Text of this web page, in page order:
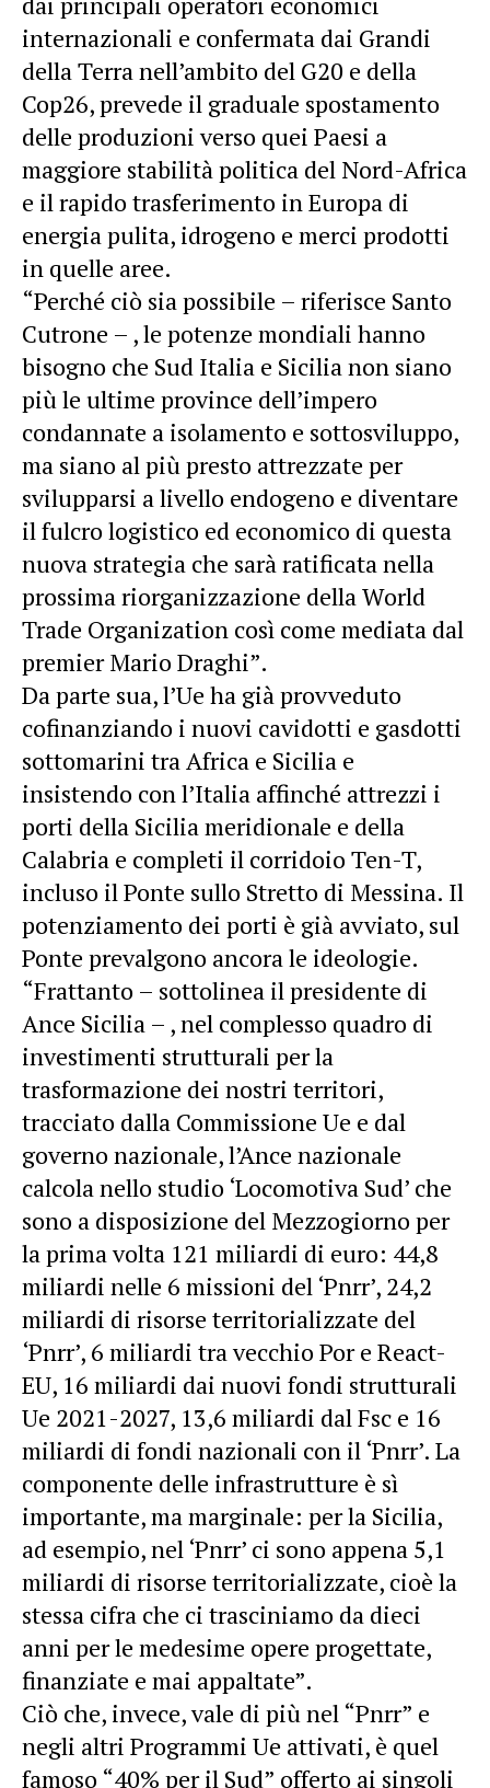
internazionali e confermata dai Grandi
della Terra nell’ambito del G20 e della
Cop26, prevede il graduale spostamento
delle produzioni verso quei Paesi a
maggiore stabilità politica del Nord-Africa
e il rapido trasferimento in Europa di
energia pulita, idrogeno e merci prodotti
in quelle aree.
“Perché ciò sia possibile – riferisce Santo
Cutrone – , le potenze mondiali hanno
bisogno che Sud Italia e Sicilia non siano
più le ultime province dell’impero
condannate a isolamento e sottosviluppo,
ma siano al più presto attrezzate per
svilupparsi a livello endogeno e diventare
il fulcro logistico ed economico di questa
nuova strategia che sarà ratificata nella
prossima riorganizzazione della World
Trade Organization così come mediata dal
premier Mario Draghi”.
Da parte sua, l’Ue ha già provveduto
cofinanziando i nuovi cavidotti e gasdotti
sottomarini tra Africa e Sicilia e
insistendo con l’Italia affinché attrezzi i
porti della Sicilia meridionale e della
Calabria e completi il corridoio Ten-T,
incluso il Ponte sullo Stretto di Messina. Il
potenziamento dei porti è già avviato, sul
Ponte prevalgono ancora le ideologie.
“Frattanto – sottolinea il presidente di
Ance Sicilia – , nel complesso quadro di
investimenti strutturali per la
trasformazione dei nostri territori,
tracciato dalla Commissione Ue e dal
governo nazionale, l’Ance nazionale
calcola nello studio ‘Locomotiva Sud’ che
sono a disposizione del Mezzogiorno per
la prima volta 121 miliardi di euro: 44,8
miliardi nelle 6 missioni del ‘Pnrr’, 24,2
miliardi di risorse territorializzate del
‘Pnrr’, 6 miliardi tra vecchio Por e React-
EU, 16 miliardi dai nuovi fondi strutturali
Ue 2021-2027, 13,6 miliardi dal Fsc e 16
miliardi di fondi nazionali con il ‘Pnrr’. La
componente delle infrastrutture è sì
importante, ma marginale: per la Sicilia,
ad esempio, nel ‘Pnrr’ ci sono appena 5,1
miliardi di risorse territorializzate, cioè la
stessa cifra che ci trasciniamo da dieci
anni per le medesime opere progettate,
finanziate e mai appaltate”.
Ciò che, invece, vale di più nel “Pnrr” e
negli altri Programmi Ue attivati, è quel
famoso “40% per il Sud” offerto ai singoli